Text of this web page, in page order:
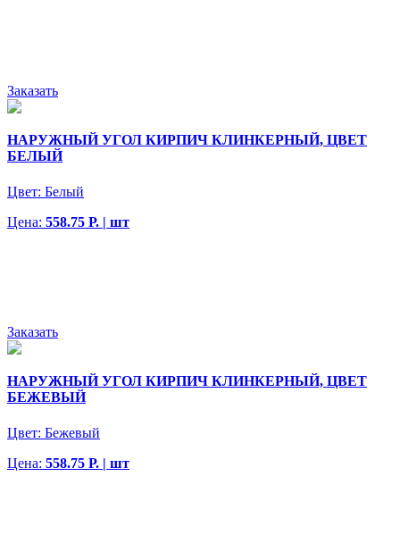
Заказать
НАРУЖНЫЙ УГОЛ КИРПИЧ КЛИНКЕРНЫЙ, ЦВЕТ
БЕЛЫЙ
Цвет: Белый
Цена: 558.75 Р. | шт
Заказать
НАРУЖНЫЙ УГОЛ КИРПИЧ КЛИНКЕРНЫЙ, ЦВЕТ
БЕЖЕВЫЙ
Цвет: Бежевый
Цена: 558.75 Р. | шт